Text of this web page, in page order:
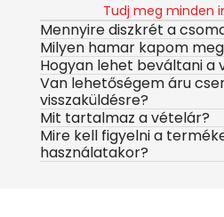
Tudj meg minden
Mennyire diszkrét a
Milyen hamar kapom
Hogyan lehet beváltani a
Van lehetőségem áru
visszaküldésre?
Mit tartalmaz a vételár?
Mire kell figyelni a
használatakor?